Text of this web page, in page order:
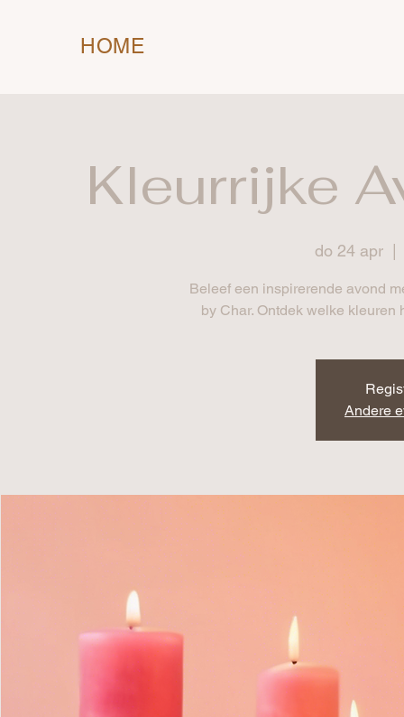
HOME
Kleurrijke
do 24 apr
Beleef een inspirerende avond
by Char. Ontdek welke kleuren
Andere